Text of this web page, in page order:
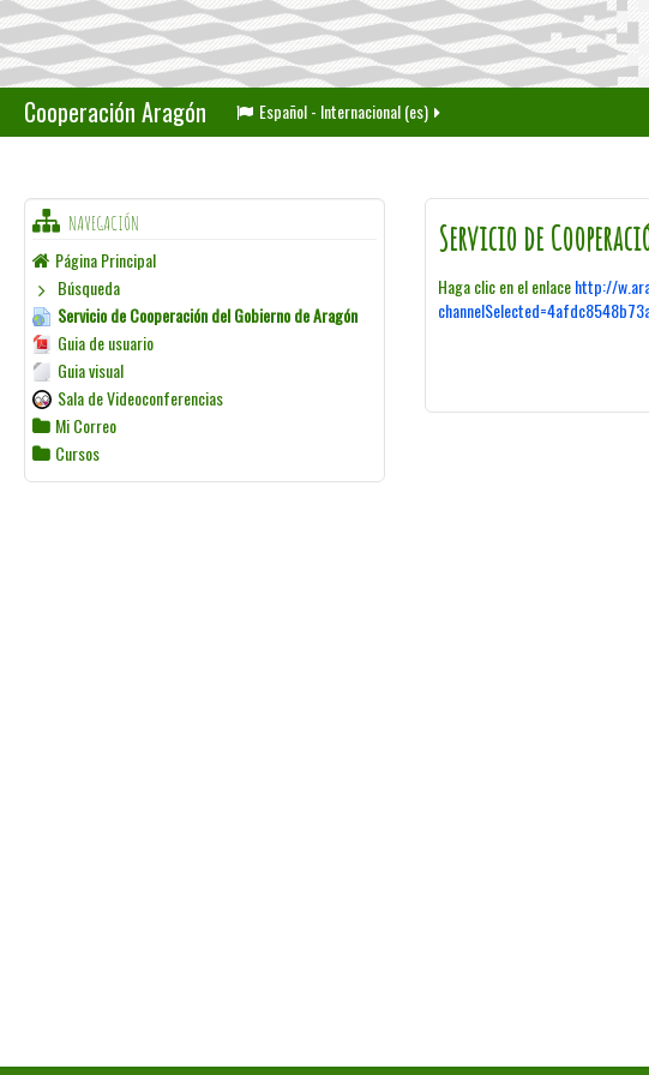
Cooperación Aragón Español - Internacional ‎(es)‎
Servicio de
Haga clic en el enlacehttp://
NAVEGACIÓN
Página Principal
Búsqueda
Servicio de Cooperación del Gobierno de Aragón
Guia de usuario
Guia visual
Sala de Videoconferencias
Mi Correo
Cursos